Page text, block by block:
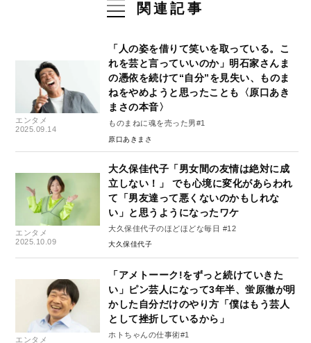
関連記事
エンタメ
2025.09.14
「人の姿を借りて笑いを取っている。こ
れを芸と言っていいのか」明石家さんま
の憑依を続けて“自分”を見失い、ものま
ねをやめようと思ったことも〈原口あき
まさの本音〉
ものまねに魂を売った男#1
原口あきまさ
エンタメ
2025.10.09
大久保佳代子「男女間の友情は絶対に成
立しない！」 でも心境に変化があらわれ
て「男友達って悪くないのかもしれな
い」と思うようになったワケ
大久保佳代子のほどほどな毎日 #12
大久保佳代子
エンタメ
「アメトーーク!をずっと続けていきた
い」ピン芸人になって3年半、蛍原徹が明
かした自分だけのやり方「僕はもう芸人
として挫折しているから」
ホトちゃんの仕事術#1